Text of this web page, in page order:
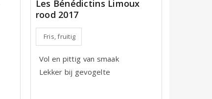
Les Bénédictins Limoux
rood 2017
Fris, fruitig
Vol en pittig van smaak
Lekker bij gevogelte